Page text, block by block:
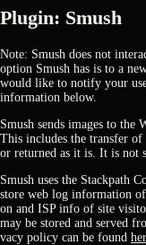
Plug­in: Smush
Note: Smush does not
opti­on Smush has is to a
would like to noti­fy your
infor­ma­ti­on below.
Smush sends images to
This includes the trans­fer
or retur­ned as it is. It is not
Smush uses the Stack­path
store web log infor­ma­ti­on
on and ISP info of site
may be stored and ser­ved
va­cy poli­cy can be found